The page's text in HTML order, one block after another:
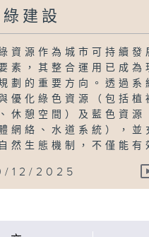
建設
資源作為城市可持續發
素，其整合運用已成為
劃的重要方向。透過系
優化綠色資源（包括植
休憩空間）及藍色資源
網絡、水道系統），並
然生態機制，不僅能
12/2025